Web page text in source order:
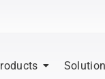
Solution